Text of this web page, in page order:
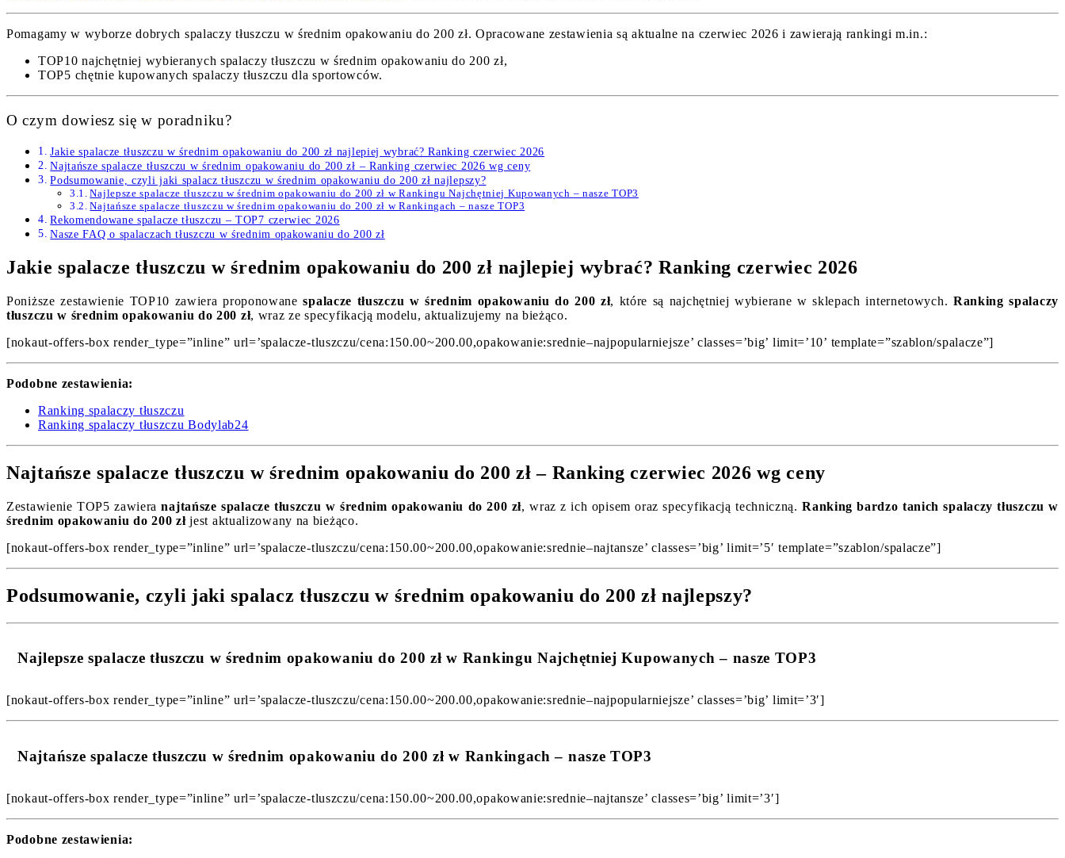
Pomagamy w wyborze dobrych spalaczy tłuszczu w średnim opakowaniu do 200 zł. Opracowane zestawienia są aktualne na czerwiec 2026 i zawierają rankingi m.in.:
TOP10 najchętniej wybieranych spalaczy tłuszczu w średnim opakowaniu do 200 zł,
TOP5 chętnie kupowanych spalaczy tłuszczu dla sportowców.
O czym dowiesz się w poradniku?
Jakie spalacze tłuszczu w średnim opakowaniu do 200 zł najlepiej wybrać? Ranking czerwiec 2026
Najtańsze spalacze tłuszczu w średnim opakowaniu do 200 zł – Ranking czerwiec 2026 wg ceny
Podsumowanie, czyli jaki spalacz tłuszczu w średnim opakowaniu do 200 zł najlepszy?
Najlepsze spalacze tłuszczu w średnim opakowaniu do 200 zł w Rankingu Najchętniej Kupowanych – nasze TOP3
Najtańsze spalacze tłuszczu w średnim opakowaniu do 200 zł w Rankingach – nasze TOP3
Rekomendowane spalacze tłuszczu – TOP7 czerwiec 2026
Nasze FAQ o spalaczach tłuszczu w średnim opakowaniu do 200 zł
Jakie spalacze tłuszczu w średnim opakowaniu do 200 zł najlepiej wybrać? Ranking czerwiec 2026
Poniższe zestawienie TOP10 zawiera proponowanespalacze tłuszczu w średnim opakowaniu do 200 zł, które są najchętniej wybierane w sklepach internetowych. Ranking spalaczy
tłuszczu w średnim opakowaniu do 200 zł, wraz ze specyfikacją modelu, aktualizujemy na bieżąco.
[nokaut-offers-box render_type=”inline” url=’spalacze-tluszczu/cena:150.00~200.00,opakowanie:srednie–najpopularniejsze’ classes=’big’ limit=’10’ template=”szablon/spalacze”]
Podobne zestawienia:
Ranking spalaczy tłuszczu
Ranking spalaczy tłuszczu Bodylab24
Najtańsze spalacze tłuszczu w średnim opakowaniu do 200 zł – Ranking czerwiec 2026 wg ceny
Zestawienie TOP5 zawieranajtańsze spalacze tłuszczu w średnim opakowaniu do 200 zł, wraz z ich opisem oraz specyfikacją techniczną.Ranking bardzo tanich spalaczy tłuszczu w
średnim opakowaniu do 200 złjest aktualizowany na bieżąco.
[nokaut-offers-box render_type=”inline” url=’spalacze-tluszczu/cena:150.00~200.00,opakowanie:srednie–najtansze’ classes=’big’ limit=’5′ template=”szablon/spalacze”]
Podsumowanie, czyli jaki spalacz tłuszczu w średnim opakowaniu do 200 zł najlepszy?
Najlepsze spalacze tłuszczu w średnim opakowaniu do 200 zł w Rankingu Najchętniej Kupowanych – nasze TOP3
[nokaut-offers-box render_type=”inline” url=’spalacze-tluszczu/cena:150.00~200.00,opakowanie:srednie–najpopularniejsze’ classes=’big’ limit=’3′]
Najtańsze spalacze tłuszczu w średnim opakowaniu do 200 zł w Rankingach – nasze TOP3
[nokaut-offers-box render_type=”inline” url=’spalacze-tluszczu/cena:150.00~200.00,opakowanie:srednie–najtansze’ classes=’big’ limit=’3′]
Podobne zestawienia: